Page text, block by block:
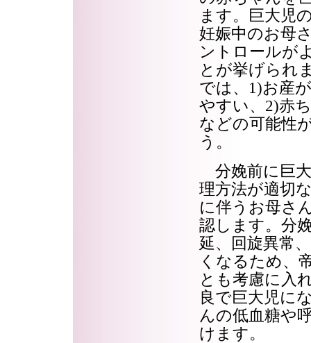
ます。巨大児
妊娠中のお母
ントロールが
とが挙げられ
では、1)お産
やすい、2)赤
などの可能性
う。
分娩前に巨
理方法が適切
に伴うお母さ
認します。分
延、回旋異常
くなるため、
とも考慮に入
良で巨大児に
んの低血糖や
けます。